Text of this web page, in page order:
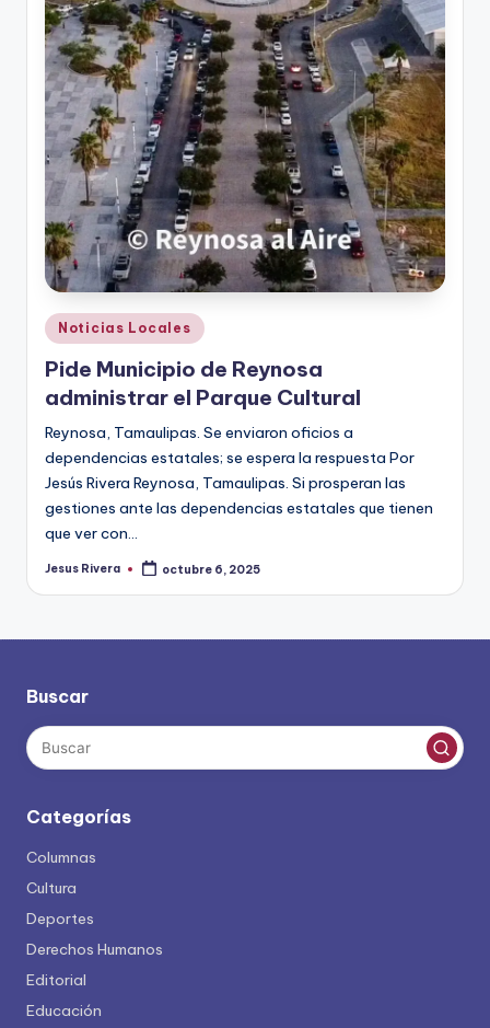
Publicado
en
Noticias Locales
Pide Municipio de Reynosa
administrar el Parque Cultural
Reynosa, Tamaulipas. Se enviaron oficios a
dependencias estatales; se espera la respuesta Por
Jesús Rivera Reynosa, Tamaulipas. Si prosperan las
gestiones ante las dependencias estatales que tienen
que ver con…
Publicado
Jesus Rivera octubre 6, 2025
Buscar
Categorías
Columnas
Cultura
Deportes
Derechos Humanos
Editorial
Educación